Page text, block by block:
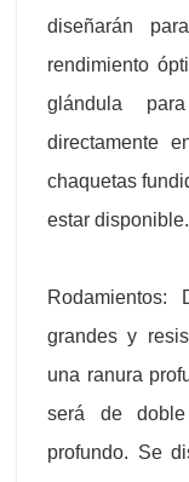
diseñarán
rendimiento
glándula
directamente
chaquetas
estar disponible.
Rodamientos:
grandes y
una ranura
será de
profundo. Se